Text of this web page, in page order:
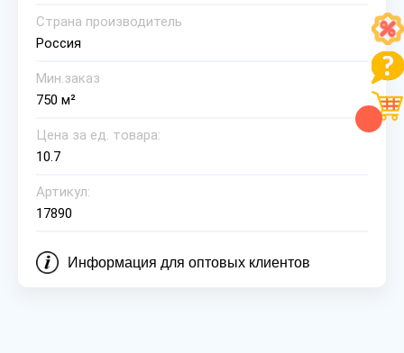
Страна производитель
Россия
Мин.заказ
750 м²
Цена за ед. товара:
10.7
Артикул:
17890
Информация для оптовых клиентов